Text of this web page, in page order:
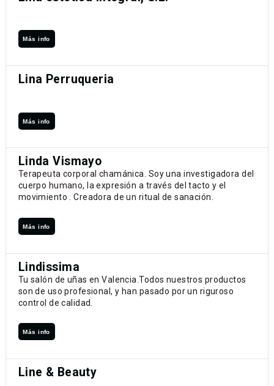
Más info
Lina Perruqueria
Más info
Linda Vismayo
Terapeuta corporal chamánica. Soy una investigadora del
cuerpo humano, la expresión a través del tacto y el
movimiento . Creadora de un ritual de sanación.
Más info
Lindissima
Tu salón de uñas en Valencia.Todos nuestros productos
son de uso profesional, y han pasado por un riguroso
control de calidad.
Más info
Line & Beauty